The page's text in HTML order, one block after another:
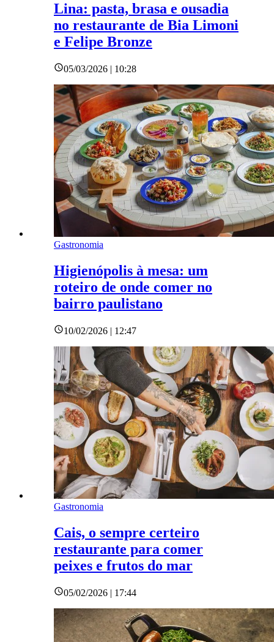
Lina: pasta, brasa e ousadia
no restaurante de Bia Limoni
e Felipe Bronze
05/03/2026 | 10:28
Gastronomia
Higienópolis à mesa: um
roteiro de onde comer no
bairro paulistano
10/02/2026 | 12:47
Gastronomia
Cais, o sempre certeiro
restaurante para comer
peixes e frutos do mar
05/02/2026 | 17:44